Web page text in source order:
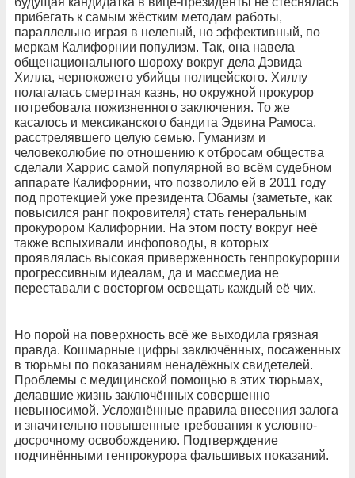
прибегать к самым жёстким методам работы,
параллельно играя в нелепый, но эффективный, по
меркам Калифорнии популизм. Так, она навела
общенационального шороху вокруг дела Дэвида
Хилла, чернокожего убийцы полицейского. Хиллу
полагалась смертная казнь, но окружной прокурор
потребовала пожизненного заключения. То же
касалось и мексиканского бандита Эдвина Рамоса,
расстрелявшего целую семью. Гуманизм и
человеколюбие по отношению к отбросам общества
сделали Харрис самой популярной во всём судебном
аппарате Калифорнии, что позволило ей в 2011 году
под протекцией уже президента Обамы (заметьте, как
повысился ранг покровителя) стать генеральным
прокурором Калифорнии. На этом посту вокруг неё
также вспыхивали инфоповоды, в которых
проявлялась высокая приверженность генпрокурорши
прогрессивным идеалам, да и массмедиа не
переставали с восторгом освещать каждый её чих.
Но порой на поверхность всё же выходила грязная
правда. Кошмарные цифры заключённых, посаженных
в тюрьмы по показаниям ненадёжных свидетелей.
Проблемы с медицинской помощью в этих тюрьмах,
делавшие жизнь заключённых совершенно
невыносимой. Усложнённые правила внесения залога
и значительно повышенные требования к условно-
досрочному освобождению. Подтверждение
подчинёнными генпрокурора фальшивых показаний.